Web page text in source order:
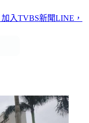
加入TVBS新聞LINE，